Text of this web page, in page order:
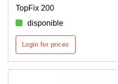
TopFix 200
disponible
Login for prices